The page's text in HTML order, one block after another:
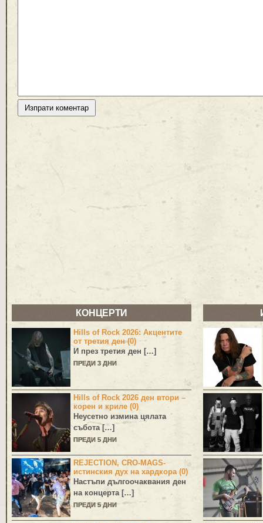
КОНЦЕРТИ
Hills of Rock 2026: Акцентите
от третия ден (0)
И през третия ден […]
ПРЕДИ 3 ДНИ
Hills of Rock 2026 ден втори –
корен и криле (0)
Неусетно измина цялата
събота […]
ПРЕДИ 5 ДНИ
REJECTION, CRO-MAGS-
истинския дух на хардкора (0)
Настъпи дългоочаквания ден
на концерта […]
ПРЕДИ 5 ДНИ